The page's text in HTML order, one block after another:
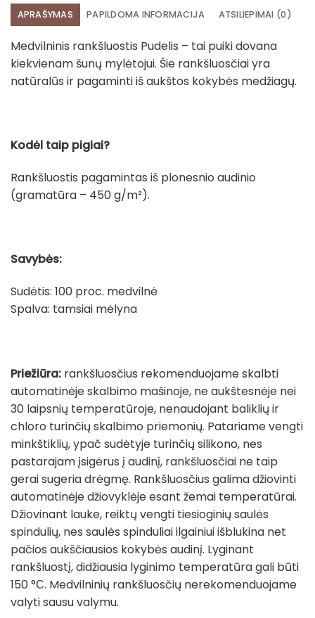
APRAŠYMAS PAPILDOMA INFORMACIJA ATSILIEPIMAI (0)
Medvilninis rankšluostis Pudelis – tai puiki dovana
kiekvienam šunų mylėtojui. Šie rankšluosčiai yra
natūralūs ir pagaminti iš aukštos kokybės medžiagų.
Kodėl taip pigiai?
Rankšluostis pagamintas iš plonesnio audinio
(gramatūra – 450 g/m²).
Savybės:
Sudėtis: 100 proc. medvilnė
Spalva: tamsiai mėlyna
Priežiūra: rankšluosčius rekomenduojame skalbti
automatinėje skalbimo mašinoje, ne aukštesnėje nei
30 laipsnių temperatūroje, nenaudojant baliklių ir
chloro turinčių skalbimo priemonių. Patariame vengti
minkštiklių, ypač sudėtyje turinčių silikono, nes
pastarajam įsigėrus į audinį, rankšluosčiai ne taip
gerai sugeria drėgmę. Rankšluosčius galima džiovinti
automatinėje džiovyklėje esant žemai temperatūrai.
Džiovinant lauke, reiktų vengti tiesioginių saulės
spindulių, nes saulės spinduliai ilgainiui išblukina net
pačios aukščiausios kokybės audinį. Lyginant
rankšluostį, didžiausia lyginimo temperatūra gali būti
150 °С. Medvilninių rankšluosčių nerekomenduojame
valyti sausu valymu.